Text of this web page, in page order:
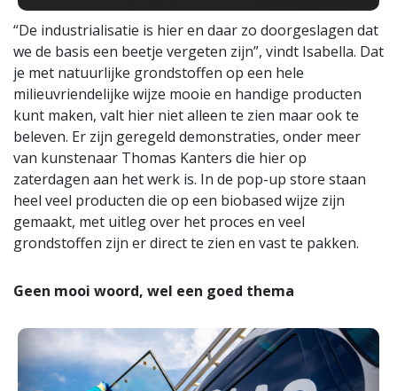
“De industrialisatie is hier en daar zo doorgeslagen dat
we de basis een beetje vergeten zijn”, vindt Isabella. Dat
je met natuurlijke grondstoffen op een hele
milieuvriendelijke wijze mooie en handige producten
kunt maken, valt hier niet alleen te zien maar ook te
beleven. Er zijn geregeld demonstraties, onder meer
van kunstenaar Thomas Kanters die hier op
zaterdagen aan het werk is. In de pop-up store staan
heel veel producten die op een biobased wijze zijn
gemaakt, met uitleg over het proces en veel
grondstoffen zijn er direct te zien en vast te pakken.
Geen mooi woord, wel een goed thema